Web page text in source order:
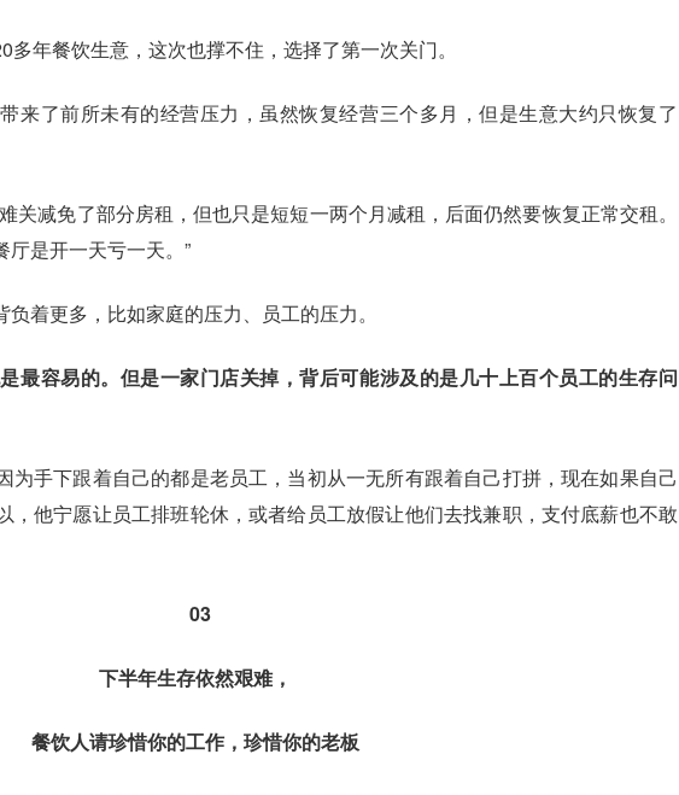
年餐饮生意，这次也撑不住，选择了第一次关门。
来了前所未有的经营压力，虽然恢复经营三个多月，但是生意大约只恢复了
关减免了部分房租，但也只是短短一两个月减租，后面仍然要恢复正常交租。
是开一天亏一天。”
着更多，比如家庭的压力、员工的压力。
最容易的。但是一家门店关掉，背后可能涉及的是几十上百个员工的生存问
为手下跟着自己的都是老员工，当初从一无所有跟着自己打拼，现在如果自己
，他宁愿让员工排班轮休，或者给员工放假让他们去找兼职，支付底薪也不敢
03
下半年生存依然艰难，
餐饮人请珍惜你的工作，珍惜你的老板